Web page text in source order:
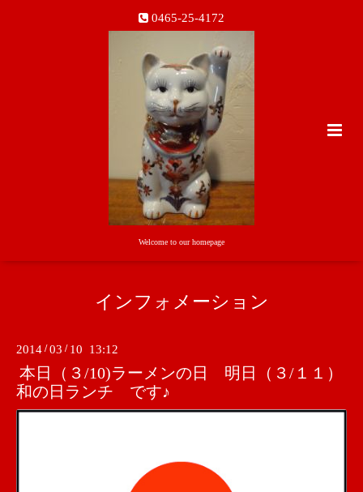
0465-25-4172
Welcome to our homepage
インフォメーション
2014 /03 / 10 13:12
本日（３/10)ラーメンの日 明日（３/１１）
和の日ランチ です♪